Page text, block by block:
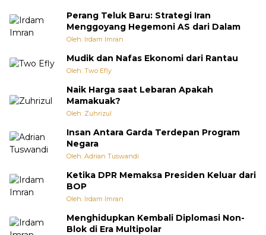
Perang Teluk Baru: Strategi Iran
Menggoyang Hegemoni AS dari Dalam
Oleh: Irdam Imran
Mudik dan Nafas Ekonomi dari Rantau
Oleh: Two Efly
Naik Harga saat Lebaran Apakah
Mamakuak?
Oleh: Zuhrizul
Insan Antara Garda Terdepan Program
Negara
Oleh: Adrian Tuswandi
Ketika DPR Memaksa Presiden Keluar dari
BOP
Oleh: Irdam Imran
Menghidupkan Kembali Diplomasi Non-
Blok di Era Multipolar